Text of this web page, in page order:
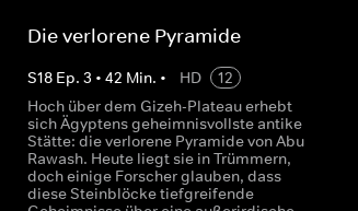
Die verlorene Pyramide
S18 Ep. 3 • 42 Min. • HD
12
Hoch über dem Gizeh-Plateau erhebt
sich Ägyptens geheimnisvollste antike
Stätte: die verlorene Pyramide von Abu
Rawash. Heute liegt sie in Trümmern,
doch einige Forscher glauben, dass
diese Steinblöcke tiefgreifende